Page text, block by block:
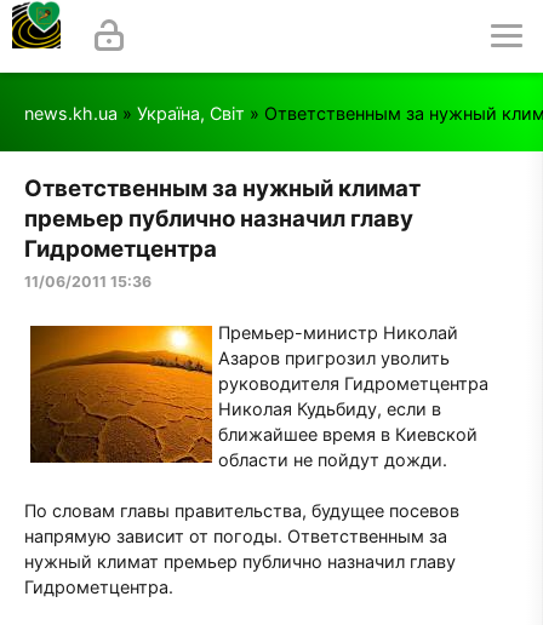
news.kh.ua » Україна, Світ » Ответственным за нужный
Ответственным за нужный климат
премьер публично назначил главу
Гидрометцентра
11/06/2011 15:36
Премьер-министр Николай
Азаров пригрозил уволить
руководителя Гидрометцентра
Николая Кудьбиду, если в
ближайшее время в Киевской
области не пойдут дожди.
По словам главы правительства, будущее посевов
напрямую зависит от погоды. Ответственным за
нужный климат премьер публично назначил главу
Гидрометцентра.